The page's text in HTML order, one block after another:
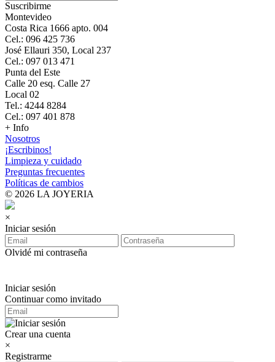
Suscribirme
Montevideo
Costa Rica 1666 apto. 004
Cel.: 096 425 736
José Ellauri 350, Local 237
Cel.: 097 013 471
Punta del Este
Calle 20 esq. Calle 27
Local 02
Tel.: 4244 8284
Cel.: 097 401 878
+ Info
Nosotros
¡Escribinos!
Limpieza y cuidado
Preguntas frecuentes
Políticas de cambios
© 2026 LA JOYERIA
×
Iniciar sesión
Olvidé mi contraseña
Iniciar sesión
Continuar como invitado
Crear una cuenta
×
Registrarme